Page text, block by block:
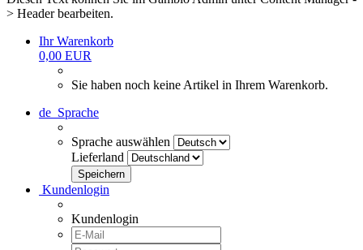
> Header bearbeiten.
Ihr Warenkorb
0,00 EUR
Sie haben noch keine Artikel in Ihrem Warenkorb.
de Sprache
Sprache auswählen
Lieferland
Kundenlogin
Kundenlogin